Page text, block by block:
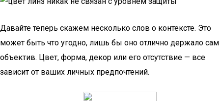
Давайте теперь скажем несколько слов о контексте. Это
может быть что угодно, лишь бы оно отлично держало сам
объектив. Цвет, форма, декор или его отсутствие — все
зависит от ваших личных предпочтений.